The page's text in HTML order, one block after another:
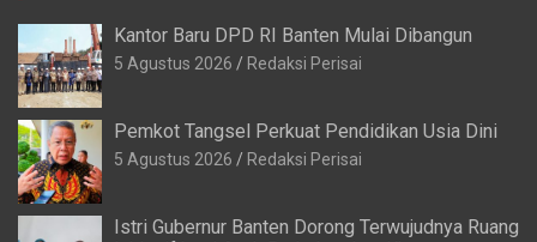
Kantor Baru DPD RI Banten Mulai Dibangun
5 Agustus 2026 Redaksi Perisai
Pemkot Tangsel Perkuat Pendidikan Usia Dini
5 Agustus 2026 Redaksi Perisai
Istri Gubernur Banten Dorong Terwujudnya Ruang